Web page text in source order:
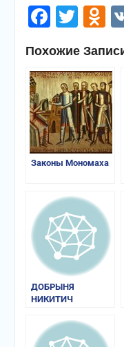
Похожие
Законы Мономаха
ДОБРЫНЯ
НИКИТИЧ